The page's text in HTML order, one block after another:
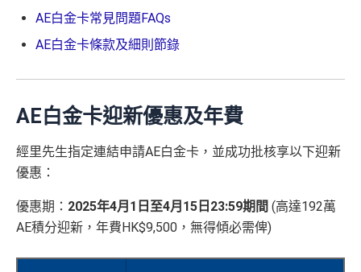
AE白金卡常見問題FAQs
AE白金卡條款及細則節錄
AE白金卡迎新優惠及年費
經里先生指定連結申請AE白金卡，並成功批核享以下迎新
優惠：
優惠期： 2025年4月1日至4月15日23:59期間 (高達192萬
AE積分迎新，年費HK$9,500，無得傾必需俾)